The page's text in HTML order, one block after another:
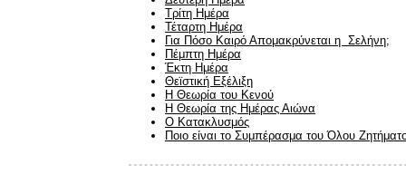
Τρίτη Ημέρα
Τέταρτη Ημέρα
Για Πόσο Καιρό Απομακρύνεται η Σελήνη;
Πέμπτη Ημέρα
Έκτη Ημέρα
Θεϊστική Εξέλιξη
Η Θεωρία του Κενού
Η Θεωρία της Ημέρας Αιώνα
Ο Κατακλυσμός
Ποιο είναι το Συμπέρασμα του Όλου